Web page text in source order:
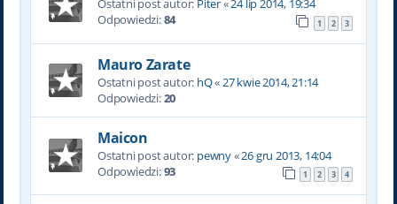
Ostatni post autor: Piter«24 lip 2014, 19:34
Odpowiedzi:84 1 2 3
Mauro Zarate
Ostatni post autor: hQ« 27 kwie 2014, 21:14
Odpowiedzi:20
Maicon
Ostatni post autor: pewny«26 gru 2013, 14:04
Odpowiedzi:93 1 2 3 4